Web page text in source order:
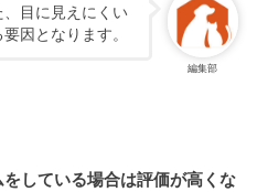
編集部
目に見えにくい
因となります。
している場合は評価が高くな